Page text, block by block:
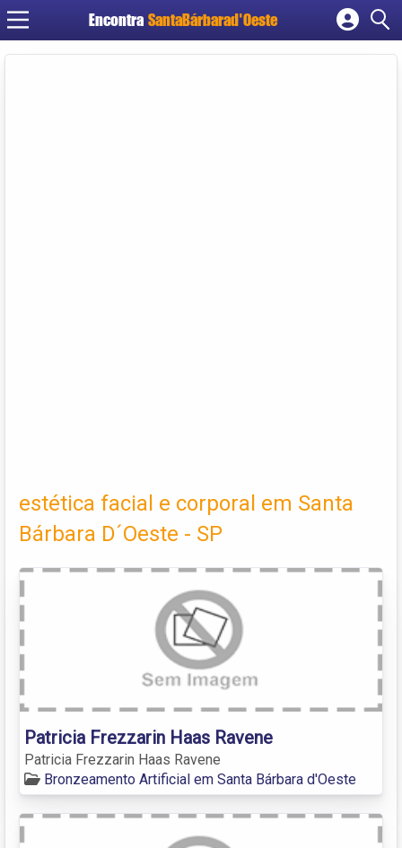
Encontra SantaBárbarad'Oeste
Cadastrar empresa
estética facial e corporal em Santa
Bárbara D´Oeste - SP
Patricia Frezzarin Haas Ravene
Patricia Frezzarin Haas Ravene
Bronzeamento Artificial em Santa Bárbara d'Oeste